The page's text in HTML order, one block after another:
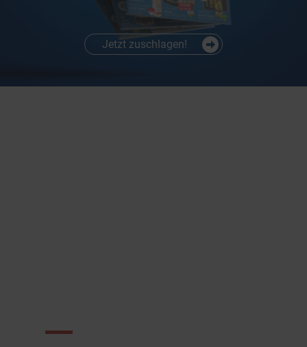
Jetzt unser Angebot entdecken!